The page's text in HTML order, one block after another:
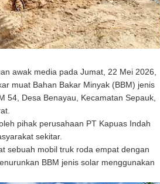
awak media pada Jumat, 22 Mei 2026,
muat Bahan Bakar Minyak (BBM) jenis
54, Desa Benayau, Kecamatan Sepauk,
pihak perusahaan PT Kapuas Indah
sekitar.
sebuah mobil truk roda empat dengan
BBM jenis solar menggunakan